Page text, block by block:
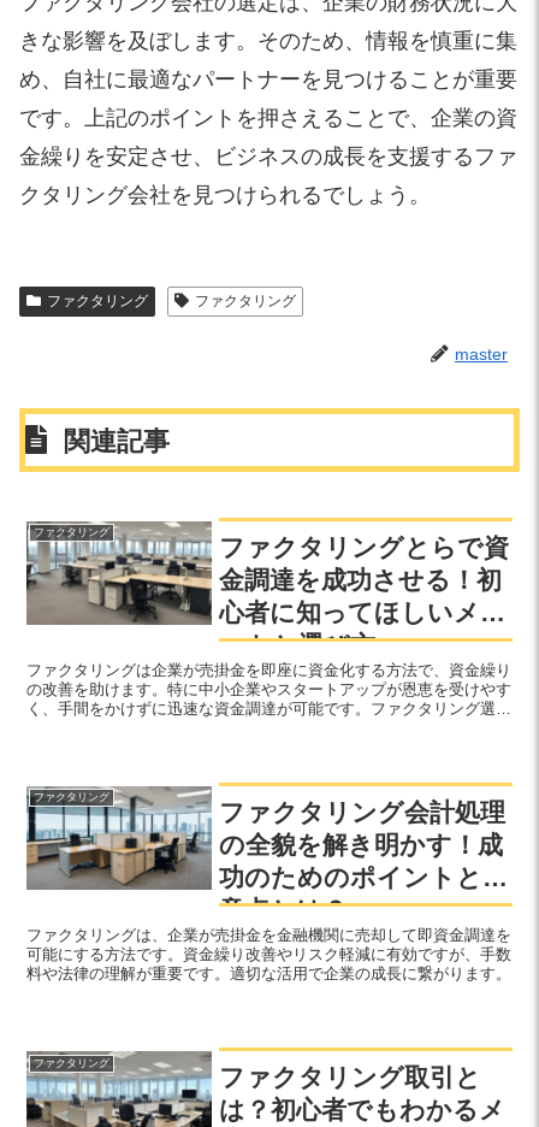
きな影響を及ぼします。そのため、情報を慎重に集
め、自社に最適なパートナーを見つけることが重要
です。上記のポイントを押さえることで、企業の資
金繰りを安定させ、ビジネスの成長を支援するファ
クタリング会社を見つけられるでしょう。
ファクタリング ファクタリング
master
関連記事
ファクタリング
ファクタリングとらで資
金調達を成功させる！初
心者に知ってほしいメリ
ットと選び方
ファクタリングは企業が売掛金を即座に資金化する方法で、資金繰り
の改善を助けます。特に中小企業やスタートアップが恩恵を受けやす
く、手間をかけずに迅速な資金調達が可能です。ファクタリング選び
ファクタリング
ファクタリング会計処理
の全貌を解き明かす！成
功のためのポイントと注
意点とは？
ファクタリングは、企業が売掛金を金融機関に売却して即資金調達を
可能にする方法です。資金繰り改善やリスク軽減に有効ですが、手数
料や法律の理解が重要です。適切な活用で企業の成長に繋がります。
ファクタリング
ファクタリング取引と
は？初心者でもわかるメ